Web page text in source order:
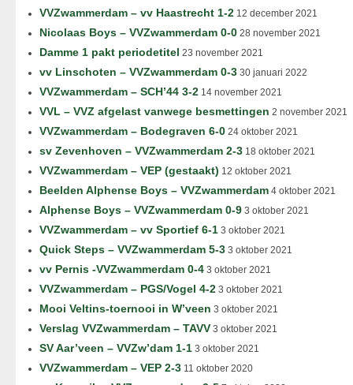
VVZwammerdam – vv Haastrecht 1-2 12 december 2021
Nicolaas Boys – VVZwammerdam 0-0 28 november 2021
Damme 1 pakt periodetitel 23 november 2021
vv Linschoten – VVZwammerdam 0-3 30 januari 2022
VVZwammerdam – SCH’44 3-2 14 november 2021
VVL – VVZ afgelast vanwege besmettingen 2 november 2021
VVZwammerdam – Bodegraven 6-0 24 oktober 2021
sv Zevenhoven – VVZwammerdam 2-3 18 oktober 2021
VVZwammerdam – VEP (gestaakt) 12 oktober 2021
Beelden Alphense Boys – VVZwammerdam 4 oktober 2021
Alphense Boys – VVZwammerdam 0-9 3 oktober 2021
VVZwammerdam – vv Sportief 6-1 3 oktober 2021
Quick Steps – VVZwammerdam 5-3 3 oktober 2021
vv Pernis -VVZwammerdam 0-4 3 oktober 2021
VVZwammerdam – PGS/Vogel 4-2 3 oktober 2021
Mooi Veltins-toernooi in W’veen 3 oktober 2021
Verslag VVZwammerdam – TAVV 3 oktober 2021
SV Aar’veen – VVZw’dam 1-1 3 oktober 2021
VVZwammerdam – VEP 2-3 11 oktober 2020